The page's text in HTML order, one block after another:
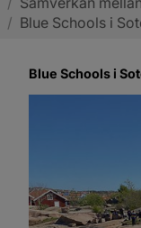
Sotenäs kommun
/ Blue Schools i
Blue Schools i